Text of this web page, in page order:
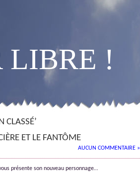
LIBRE !
CLASSÉ’
ET LE FANTÔME
AUCUN COMMENTAIRE »
présente son nouveau personnage…